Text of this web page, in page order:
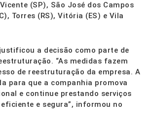
(SP), São José dos Campos
Torres (RS), Vitória (ES) e Vila
a decisão como parte de
“As medidas fazem
de reestruturação da empresa. A
para que a companhia promova
e continue prestando serviços
e segura”, informou no